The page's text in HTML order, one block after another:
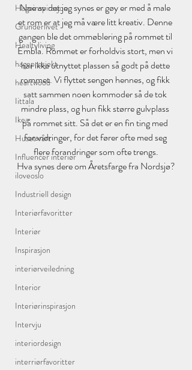
Hageinspirasjon
Grunderlivet
Healtyliving
hageprosjekt
heartwood
Iittala
Ikea
Huset vårt
Influencer interiør
iloveoslo
Industriell design
Interiørfavoritter
Interiør
Inspirasjon
interiørveiledning
Interior
Interiørinspirasjon
Intervju
interiordesign
interriørfavoritter
Noe av det jeg synes er gøy er med å male
et rom er at jeg må være litt kreativ. Denne
gangen ble det ommøblering på rommet til
Embla. Rommet er forholdvis stort, men vi
har ikke utnyttet plassen så godt på dette
rommet. Vi flyttet sengen hennes, og fikk
satt sammen noen kommoder så de tok
mindre plass, og hun fikk større gulvplass
på rommet sitt. Så det er en fin ting med
forandringer, for det fører ofte med seg
flere forandringer som ofte trengs.
Hva synes dere om Åretsfarge fra Nordsjø?